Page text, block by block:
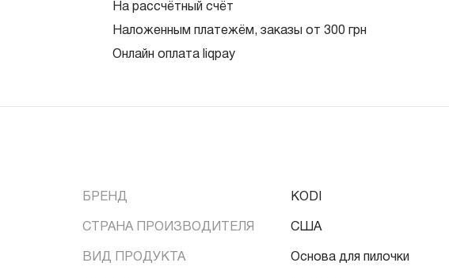
На рассчётный счёт
Наложенным платежём, заказы от 300 грн
Онлайн оплата liqpay
БРЕНД KODI
СТРАНА ПРОИЗВОДИТЕЛЯ США
ВИД ПРОДУКТА Основа для пилочки